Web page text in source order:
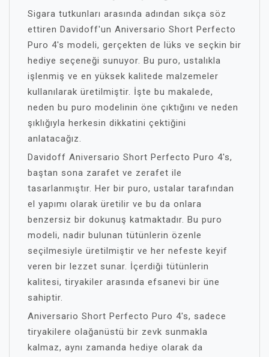
Sigara tutkunları arasında adından sıkça söz
ettiren Davidoff'un Aniversario Short Perfecto
Puro 4's modeli, gerçekten de lüks ve seçkin bir
hediye seçeneği sunuyor. Bu puro, ustalıkla
işlenmiş ve en yüksek kalitede malzemeler
kullanılarak üretilmiştir. İşte bu makalede,
neden bu puro modelinin öne çıktığını ve neden
şıklığıyla herkesin dikkatini çektiğini
anlatacağız.
Davidoff Aniversario Short Perfecto Puro 4's,
baştan sona zarafet ve zerafet ile
tasarlanmıştır. Her bir puro, ustalar tarafından
el yapımı olarak üretilir ve bu da onlara
benzersiz bir dokunuş katmaktadır. Bu puro
modeli, nadir bulunan tütünlerin özenle
seçilmesiyle üretilmiştir ve her nefeste keyif
veren bir lezzet sunar. İçerdiği tütünlerin
kalitesi, tiryakiler arasında efsanevi bir üne
sahiptir.
Aniversario Short Perfecto Puro 4's, sadece
tiryakilere olağanüstü bir zevk sunmakla
kalmaz, aynı zamanda hediye olarak da